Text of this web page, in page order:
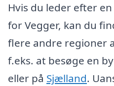
Hvis du leder efter
for Vegger, kan du
flere andre regioner
f.eks. at besøge en
eller på Sjælland.